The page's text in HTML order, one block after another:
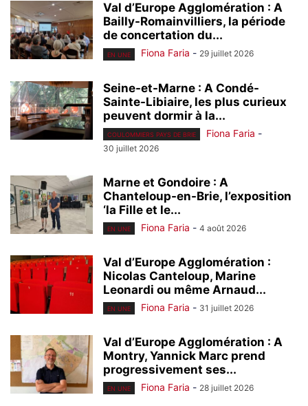
Val d’Europe Agglomération : A
Bailly-Romainvilliers, la période
de concertation du...
EN UNE Fiona Faria - 29 juillet 2026
Seine-et-Marne : A Condé-
Sainte-Libiaire, les plus curieux
peuvent dormir à la...
COULOMMIERS PAYS DE BRIE Fiona Faria -
30 juillet 2026
Marne et Gondoire : A
Chanteloup-en-Brie, l’exposition
‘la Fille et le...
EN UNE Fiona Faria - 4 août 2026
Val d’Europe Agglomération :
Nicolas Canteloup, Marine
Leonardi ou même Arnaud...
EN UNE Fiona Faria - 31 juillet 2026
Val d’Europe Agglomération : A
Montry, Yannick Marc prend
progressivement ses...
EN UNE Fiona Faria - 28 juillet 2026